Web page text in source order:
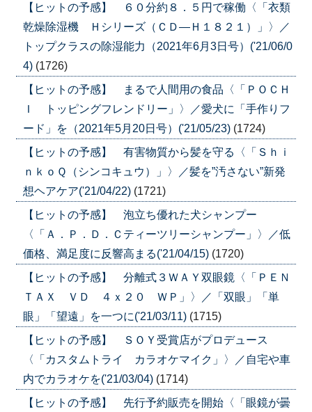
【ヒットの予感】 ６０分約８．５円で稼働〈「衣類
乾燥除湿機 Ｈシリーズ（ＣＤ―Ｈ１８２１）」〉／
トップクラスの除湿能力（2021年6月3日号）('21/06/0
4) (1726)
【ヒットの予感】 まるで人間用の食品〈「ＰＯＣＨ
Ｉ トッピングフレンドリー」〉／愛犬に「手作りフ
ード」を（2021年5月20日号）('21/05/23) (1724)
【ヒットの予感】 有害物質から髪を守る〈「Ｓｈｉ
ｎｋｏＱ（シンコキュウ）」〉／髪を”汚さない”新発
想ヘアケア('21/04/22) (1721)
【ヒットの予感】 泡立ち優れた犬シャンプー
〈「Ａ．Ｐ．Ｄ．Ｃティーツリーシャンプー」〉／低
価格、満足度に反響高まる('21/04/15) (1720)
【ヒットの予感】 分離式３ＷＡＹ双眼鏡〈「ＰＥＮ
ＴＡＸ ＶＤ ４ｘ２０ ＷＰ」〉／「双眼」「単
眼」「望遠」を一つに('21/03/11) (1715)
【ヒットの予感】 ＳＯＹ受賞店がプロデュース
〈「カスタムトライ カラオケマイク」〉／自宅や車
内でカラオケを('21/03/04) (1714)
【ヒットの予感】 先行予約販売を開始〈「眼鏡が曇